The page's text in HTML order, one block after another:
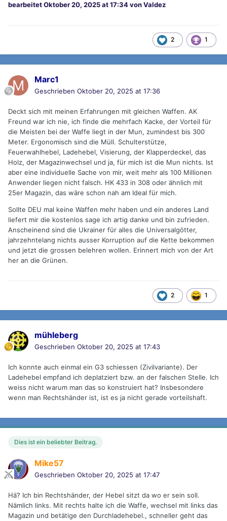
bearbeitetOktober 20, 2025 at 17:34von Valdez
2 1
Marc1
Geschrieben Oktober 20, 2025 at 17:36
Deckt sich mit meinen Erfahrungen mit gleichen Waffen. AK
Freund war ich nie, ich finde die mehrfach Kacke, der Vorteil für
die Meisten bei der Waffe liegt in der Mun, zumindest bis 300
Meter. Ergonomisch sind die Müll. Schulterstütze,
Feuerwahlhebel, Ladehebel, Visierung, der Klapperdeckel, das
Holz, der Magazinwechsel und ja, für mich ist die Mun nichts. Ist
aber eine individuelle Sache von mir, weit mehr als 100 Millionen
Anwender liegen nicht falsch. HK 433 in 308 oder ähnlich mit
25er Magazin, das wäre schon nah am Ideal für mich.
Sollte DEU mal keine Waffen mehr haben und ein anderes Land
liefert mir die kostenlos sage ich artig danke und bin zufrieden.
Anscheinend sind die Ukrainer für alles die Universalgötter,
jahrzehntelang nichts ausser Korruption auf die Kette bekommen
und jetzt die grossen belehren wollen. Erinnert mich von der Art
her an die Grünen.
2 1
mühleberg
Geschrieben Oktober 20, 2025 at 17:43
Ich konnte auch einmal ein G3 schiessen (Zivilvariante). Der
Ladehebel empfand ich deplatziert bzw. an der falschen Stelle. Ich
weiss nicht warum man das so konstruiert hat? Insbesondere
wenn man Rechtshänder ist, ist es ja nicht gerade vorteilshaft.
Dies ist ein beliebter Beitrag.
Mike57
Geschrieben Oktober 20, 2025 at 17:47
Hä? Ich bin Rechtshänder, der Hebel sitzt da wo er sein soll.
Nämlich links. Mit rechts halte ich die Waffe, wechsel mit links das
Magazin und betätige den Durchladehebel., schneller geht das